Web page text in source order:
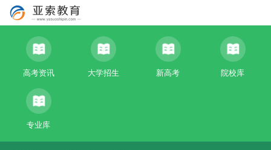
高考资讯 大学招生 新高考 院校库
专业库